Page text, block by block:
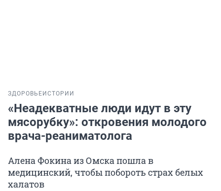
ЗДОРОВЬЕ ИСТОРИИ
«Неадекватные люди идут в эту
мясорубку»: откровения молодого
врача-реаниматолога
Алена Фокина из Омска пошла в
медицинский, чтобы побороть страх белых
халатов